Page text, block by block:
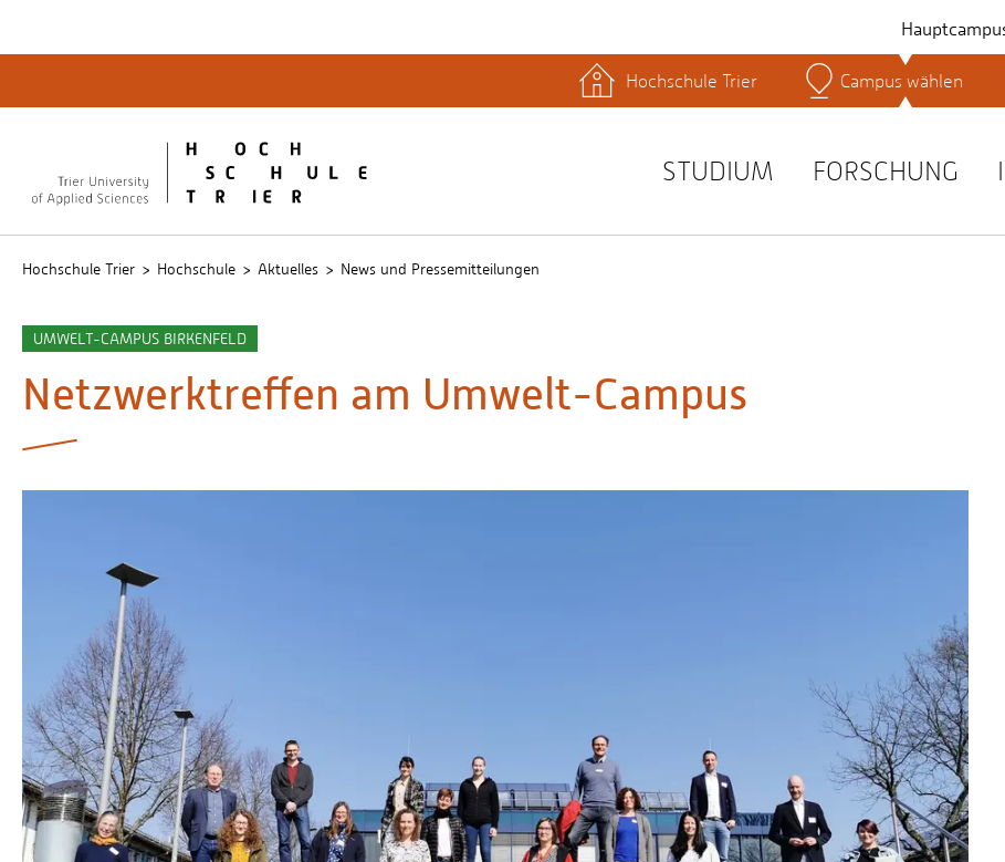
Lernplattformen
Studienservice
Hochschule Trier Campus wählen
STUDIUM FORSCHUNG
Hochschule Trier Hochschule Aktuelles News und Pressemitteilungen
UMWELT-CAMPUS BIRKENFELD
Netzwerktreffen am Umwelt-Campus